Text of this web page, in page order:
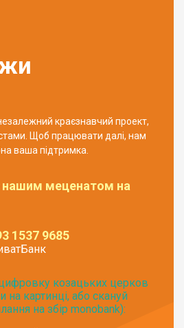
незалежний краєзнавчий проект,
Щоб працювати далі, нам
ваша підтримка.
нашим меценатом на
1537 9685
козацьких церков
на картинці, або скануй
на збір monobank):